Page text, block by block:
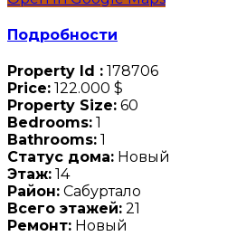
Подробности
Property Id : 178706
Price: 122.000 $
Property Size: 60
Bedrooms: 1
Bathrooms: 1
Статус дома: Новый
Этаж: 14
Район: Сабуртало
Всего этажей: 21
Ремонт: Новый